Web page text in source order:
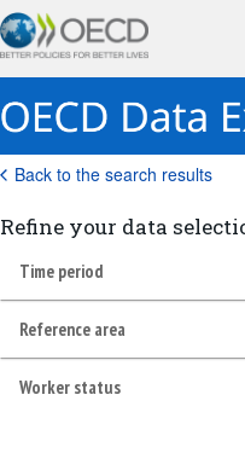
Back to the search results
Refine your data
Time period
Reference area
Worker status